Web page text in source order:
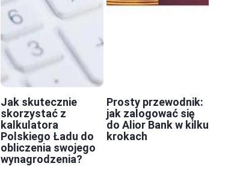
Jak skutecznie
skorzystać z
kalkulatora
Polskiego Ładu do
obliczenia swojego
wynagrodzenia?
Prosty przewodnik:
jak zalogować się
do Alior Bank w kilku
krokach